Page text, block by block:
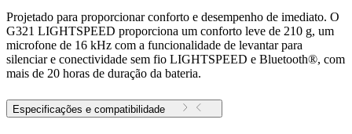
Projetado para proporcionar conforto e desempenho de imediato. O
G321 LIGHTSPEED proporciona um conforto leve de 210 g, um
microfone de 16 kHz com a funcionalidade de levantar para
silenciar e conectividade sem fio LIGHTSPEED e Bluetooth®, com
mais de 20 horas de duração da bateria.
Especificações e compatibilidade